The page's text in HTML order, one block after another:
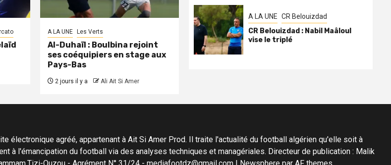
A LA UNE Les Verts
Al-Duhaïl : Boulbina rejoint
ses coéquipiers en stage aux
Pays-Bas
2 jours il y a Ali Ait Si Amer
A LA UNE CR Belouizdad
CR Belouizdad : Nabil Maâloul
vise le triplé
électronique agréé, appartenant à Ait Si Amer Prod. Il traite l'actualité du football algérien qu'elle soit à
à l'émancipation du football via des analyses techniques et managériales. Directeur de publication : Malik